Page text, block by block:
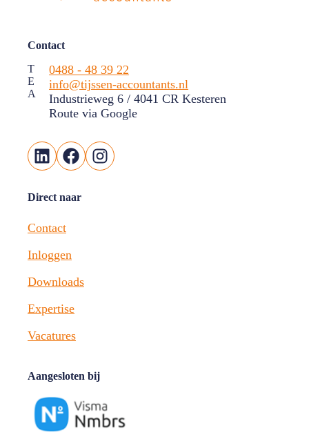
Contact
T
E
A
0488 - 48 39 22
info@tijssen-accountants.nl
Industrieweg 6 / 4041 CR Kesteren
Route via Google
LinkedIn
FacebookInstagram
Direct naar
Contact
Inloggen
Downloads
Expertise
Vacatures
Aangesloten bij